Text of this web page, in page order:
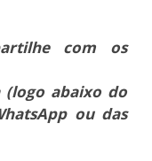
com os
abaixo do
ou das